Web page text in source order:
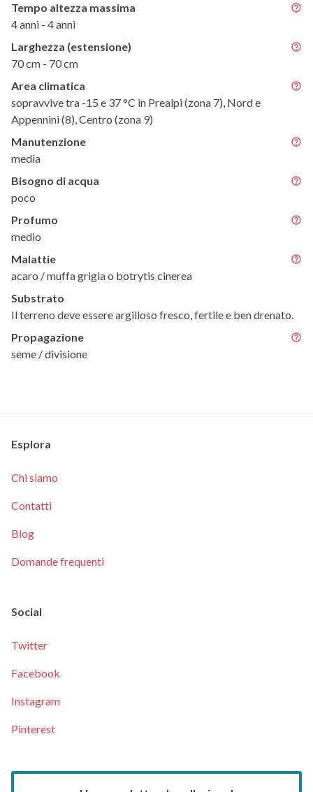
Tempo altezza massima
4 anni - 4 anni
Larghezza (estensione)
70 cm - 70 cm
Area climatica
sopravvive tra -15 e 37 °C in Prealpi (zona 7), Nord e
Appennini (8), Centro (zona 9)
Manutenzione
media
Bisogno di acqua
poco
Profumo
medio
Malattie
acaro / muffa grigia o botrytis cinerea
Substrato
Il terreno deve essere argilloso fresco, fertile e ben drenato.
Propagazione
seme / divisione
Esplora
Chi siamo
Contatti
Blog
Domande frequenti
Social
Twitter
Facebook
Instagram
Pinterest